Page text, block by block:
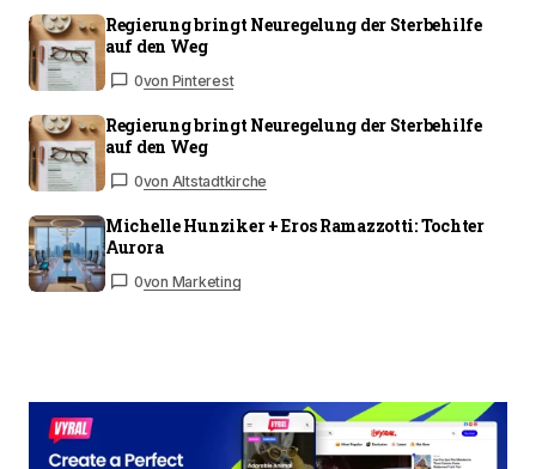
Regierung bringt Neuregelung der Sterbehilfe
auf den Weg
0von Pinterest
Regierung bringt Neuregelung der Sterbehilfe
auf den Weg
0von Altstadtkirche
Michelle Hunziker + Eros Ramazzotti: Tochter
Aurora
0von Marketing